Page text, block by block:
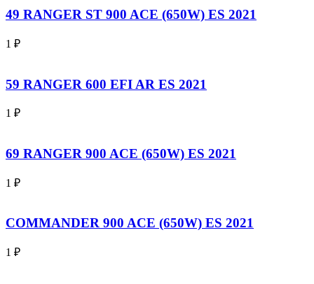
49 RANGER ST 900 ACE (650W) ES 2021
1 ₽
59 RANGER 600 EFI AR ES 2021
1 ₽
69 RANGER 900 ACE (650W) ES 2021
1 ₽
COMMANDER 900 ACE (650W) ES 2021
1 ₽